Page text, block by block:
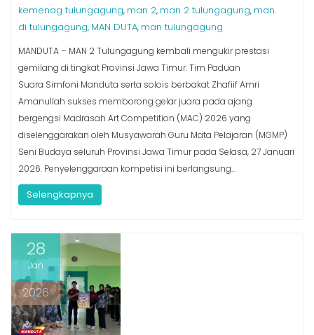
kemenag tulungagung, man 2, man 2 tulungagung, man
di tulungagung, MAN DUTA, man tulungagung
MANDUTA – MAN 2 Tulungagung kembali mengukir prestasi
gemilang di tingkat Provinsi Jawa Timur. Tim Paduan
Suara Simfoni Manduta serta solois berbakat Zhafiif Amri
Amanullah sukses memborong gelar juara pada ajang
bergengsi Madrasah Art Competition (MAC) 2026 yang
diselenggarakan oleh Musyawarah Guru Mata Pelajaran (MGMP)
Seni Budaya seluruh Provinsi Jawa Timur pada Selasa, 27 Januari
2026. Penyelenggaraan kompetisi ini berlangsung…
Selengkapnya
28
Jan
2026